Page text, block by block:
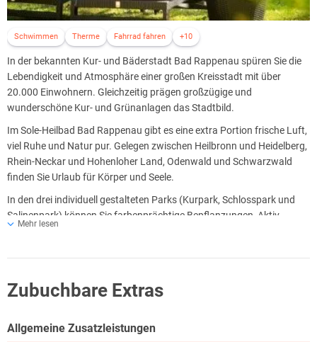
Schwimmen Therme Fahrrad fahren +10
In der bekannten Kur- und Bäderstadt Bad Rappenau spüren Sie die
Lebendigkeit und Atmosphäre einer großen Kreisstadt mit über
20.000 Einwohnern. Gleichzeitig prägen großzügige und
wunderschöne Kur- und Grünanlagen das Stadtbild.
Im Sole-Heilbad Bad Rappenau gibt es eine extra Portion frische Luft,
viel Ruhe und Natur pur. Gelegen zwischen Heilbronn und Heidelberg,
Rhein-Neckar und Hohenloher Land, Odenwald und Schwarzwald
finden Sie Urlaub für Körper und Seele.
In den drei individuell gestalteten Parks (Kurpark, Schlosspark und
Salinenpark) können Sie farbenprächtige Bepflanzungen, Aktiv-
Schlosspark.
Entspannen Sie am Kurparksee im Kurpark oder atmen Sie gesunde
Luft am Gradierwerk im Salinenpark.
In Bad Rappenau ist immer etwas los! Zahlreiche Spazier- Wander-
Mehr lesen
Zubuchbare Extras
Allgemeine Zusatzleistungen